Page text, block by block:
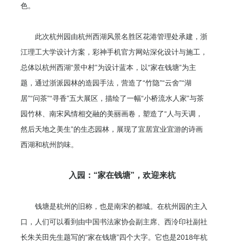
色。
此次杭州园由杭州西湖风景名胜区花港管理处承建，浙
江理工大学设计方案，彩神手机官方网站深化设计与施工，
总体以杭州西湖“景中村”为设计蓝本，以“家在钱塘”为主
题，通过浙派园林的造园手法，营造了“竹隐”“云舍”“湖
居”“问茶”“寻香”五大展区，描绘了一幅“小桥流水人家”与茶
园竹林、南宋风情相交融的美丽画卷，塑造了“人与天调，
然后天地之美生”的生态园林，展现了宜居宜业宜游的诗画
西湖和杭州韵味。
入园：“家在钱塘”，欢迎来杭
钱塘是杭州的旧称，也是南宋的都城。在杭州园的主入
口，人们可以看到由中国书法家协会副主席、西泠印社副社
长朱关田先生题写的“家在钱塘”四个大字。它也是2018年杭